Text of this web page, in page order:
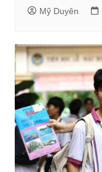
Mỹ Duyên